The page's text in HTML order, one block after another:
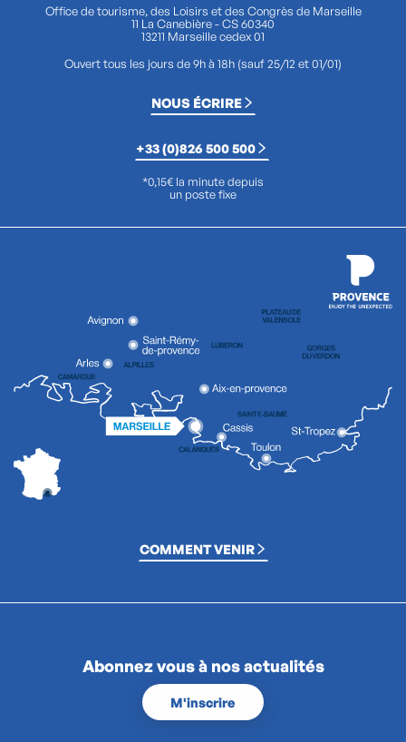
Office de tourisme, des Loisirs et des Congrès de Marseille
11 La Canebière - CS 60340
13211 Marseille cedex 01
Ouvert tous les jours de 9h à 18h (sauf 25/12 et 01/01)
NOUS ÉCRIRE
+33 (0)826 500 500
*0,15€ la minute depuis
un poste fixe
COMMENT VENIR
Abonnez vous à nos actualités
M'inscrire